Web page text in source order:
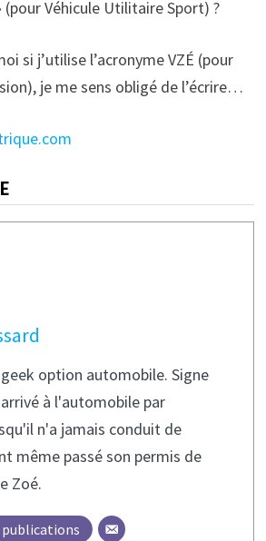
(pour Véhicule Utilitaire Sport) ?
si j’utilise l’acronyme VZÉ (pour
je me sens obligé de l’écrire…
option automobile. Signe
à l'automobile par
n'a jamais conduit de
même passé son permis de
Zoé.